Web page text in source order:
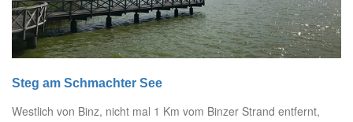
Steg am Schmachter See
Westlich von Binz, nicht mal 1 Km vom Binzer Strand entfernt,